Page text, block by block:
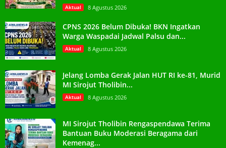
Aktual 8 Agustus 2026
CPNS 2026 Belum Dibuka! BKN Ingatkan
Warga Waspadai Jadwal Palsu dan...
Aktual 8 Agustus 2026
Jelang Lomba Gerak Jalan HUT RI ke-81, Murid
MI Sirojut Tholibin...
Aktual 8 Agustus 2026
MI Sirojut Tholibin Rengaspendawa Terima
Bantuan Buku Moderasi Beragama dari
Kemenag...